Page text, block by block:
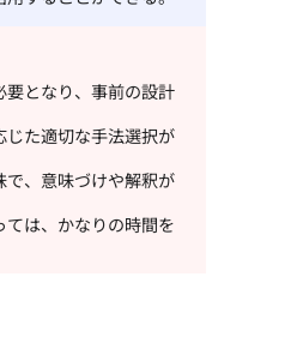
要となり、事前の設計
た適切な手法選択が
、意味づけや解釈が
は、かなりの時間を